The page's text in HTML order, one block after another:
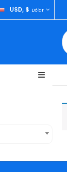
USD, $ Dólar